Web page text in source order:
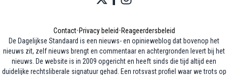
Contact•Privacy beleid•Reageerdersbeleid
De Dagelijkse Standaard is een nieuws- en opinieweblog dat bovenop het
nieuws zit, zelf nieuws brengt en commentaar en achtergronden levert bij het
nieuws. De website is in 2009 opgericht en heeft sinds die tijd altijd een
duidelijke rechtsliberale signatuur gehad. Een rotsvast profiel waar we trots op